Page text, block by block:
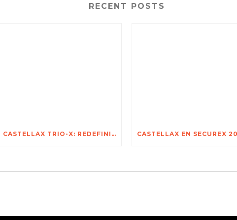
RECENT POSTS
CASTELLAX TRIO-X: REDEFINIENDO LA PROTECCIÓN NO LETAL PARA LOS ACTIVOS MÁS VALIOSOS DE ÁFRICA